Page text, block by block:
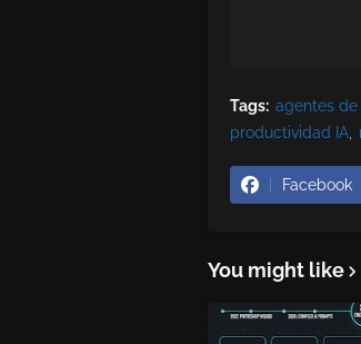
Tags: agentes de
productividad IA
Facebook
You might like